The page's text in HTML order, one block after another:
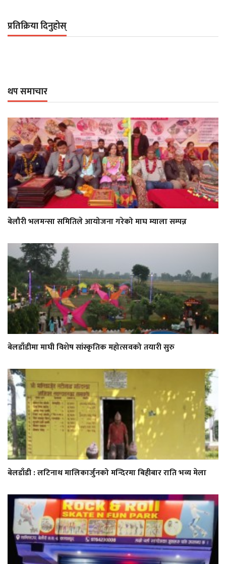
प्रतिक्रिया दिनुहोस्
थप समाचार
बेलौरी भलमन्सा समितिले आयोजना गरेको माघ म्याला सम्पन्न
बेलडाँडीमा माघी विशेष सांस्कृतिक महोत्सवको तयारी सुरु
बेलडाँडी : लटिनाथ मालिकार्जुनको मन्दिरमा बिहीबार राति भव्य मेला